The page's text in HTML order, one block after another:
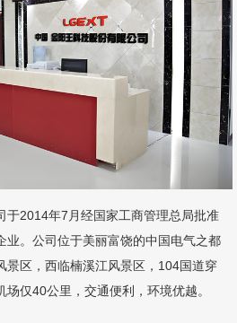
于2014年7月经国家工商管理总局批准
业。公司位于美丽富饶的中国电气之都
景区，西临楠溪江风景区，104国道穿
仅40公里，交通便利，环境优越。